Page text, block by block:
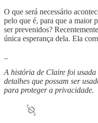
O que será necessário
pelo que é, para que a maior
ser prevenidos?
única esperança dela. Ela
A história de Claire foi usada
detalhes que possam ser
para proteger a privacidade.